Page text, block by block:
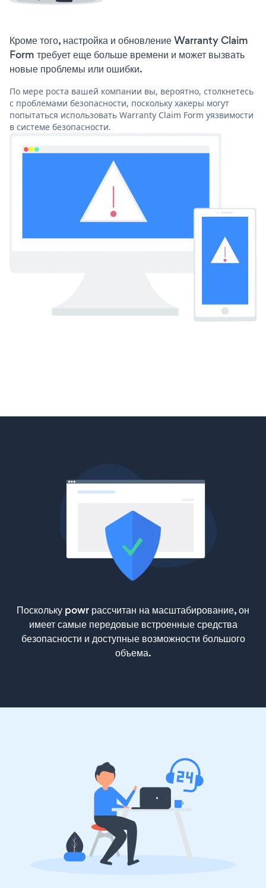
Кроме того, настройка и обновление Warranty Claim
Form требует еще больше времени и может вызвать
новые проблемы или ошибки.
По мере роста вашей компании вы, вероятно, столкнетесь
с проблемами безопасности, поскольку хакеры могут
попытаться использовать Warranty Claim Form уязвимости
в системе безопасности.
Поскольку powr рассчитан на масштабирование, он
имеет самые передовые встроенные средства
безопасности и доступные возможности большого
объема.